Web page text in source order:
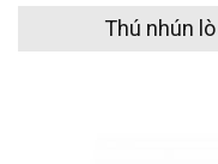
Thú nhún